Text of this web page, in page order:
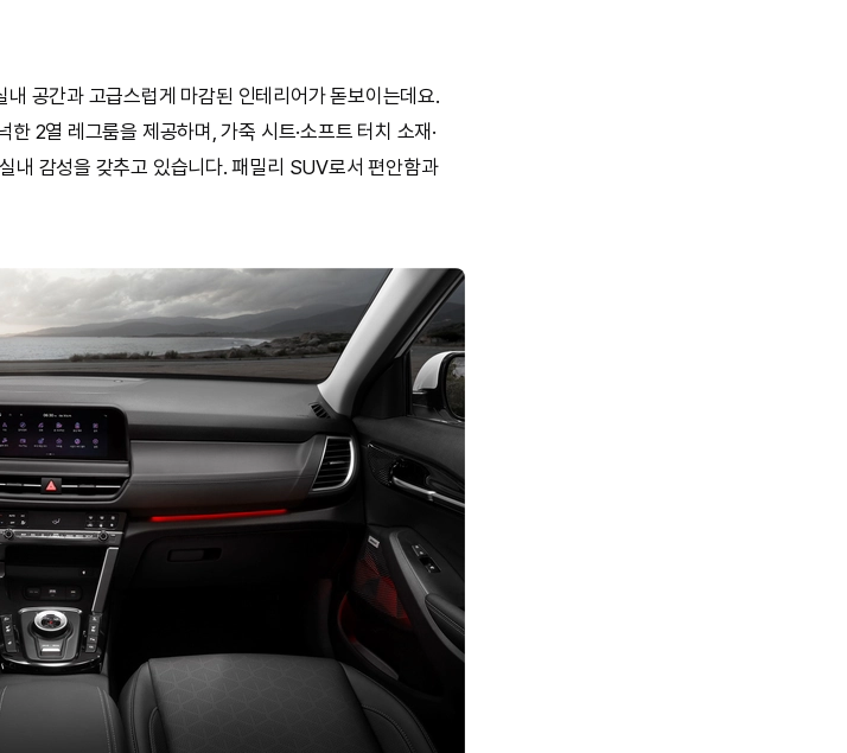
공간과 고급스럽게 마감된 인테리어가 돋보이는데요.
2열 레그룸을 제공하며, 가죽 시트·소프트 터치 소재·
내 감성을 갖추고 있습니다. 패밀리 SUV로서 편안함과